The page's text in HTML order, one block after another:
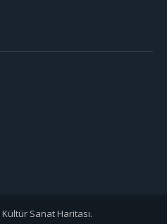
Sanat Haritası.